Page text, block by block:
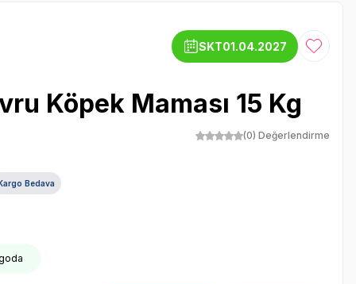
SKT01.04.2027 Favoriye
Köpek Maması 15 Kg
(0) Değerlendirme
Bedava